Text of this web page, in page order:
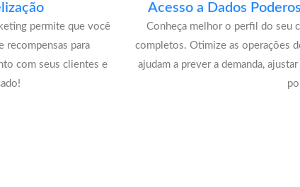
permite que você
recompensas para
com seus clientes e
Acesso a Dados
Conheça melhor o perfil do seu
completos. Otimize as operações
ajudam a prever a demanda,